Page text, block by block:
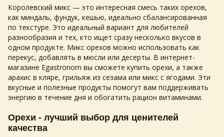
Королевский микс — это интересная смесь таких орехов,
как миндаль, фундук, кешью, идеально сбалансированная
по текстуре. Это идеальный вариант для любителей
разнообразия и тех, кто ищет сразу несколько вкусов в
одном продукте. Микс орехов можно использовать как
перекус, добавлять в мюсли или десерты. В интернет-
магазине Egastronom вы сможете купить орехи, а также
арахис в кляре, грильяж из сезама или микс с ягодами. Эти
вкусные и полезные продукты помогут вам поддерживать
энергию в течение дня и обогатить рацион витаминами.
Орехи - лучший выбор для ценителей
качества